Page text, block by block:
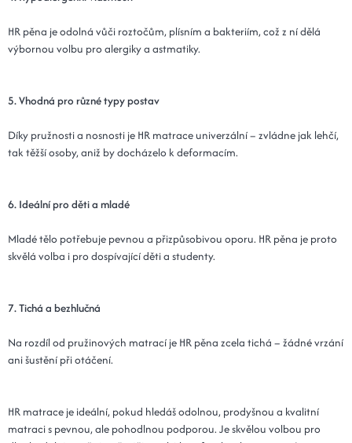
HR pěna je odolná vůči roztočům, plísním a bakteriím, což z ní dělá
výbornou volbu pro alergiky a astmatiky.
5. Vhodná pro různé typy postav
Díky pružnosti a nosnosti je HR matrace univerzální – zvládne jak lehčí,
tak těžší osoby, aniž by docházelo k deformacím.
6. Ideální pro děti a mladé
Mladé tělo potřebuje pevnou a přizpůsobivou oporu. HR pěna je proto
skvělá volba i pro dospívající děti a studenty.
7. Tichá a bezhlučná
Na rozdíl od pružinových matrací je HR pěna zcela tichá – žádné vrzání
ani šustění při otáčení.
HR matrace je ideální, pokud hledáš odolnou, prodyšnou a kvalitní
matraci s pevnou, ale pohodlnou podporou. Je skvělou volbou pro